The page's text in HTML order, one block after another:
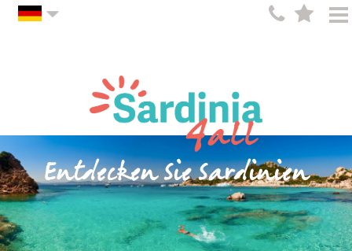
Entdecken Sie Sardinien